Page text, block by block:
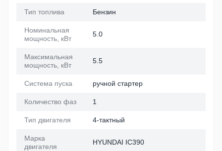
Тип топлива Бензин
Номинальная
мощность, кВт
5.0
Максимальная
мощность, кВт
5.5
Система пуска ручной стартер
Количество фаз 1
Тип двигателя 4-тактный
Марка
двигателя
HYUNDAI IC390